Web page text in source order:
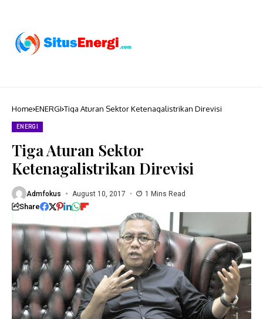
Home ENERGI Tiga Aturan Sektor Ketenagalistrikan Direvisi
ENERGI
Tiga Aturan Sektor
Ketenagalistrikan Direvisi
Admfokus August 10, 2017 1 Mins Read
Share